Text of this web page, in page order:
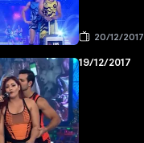
20/12/2017
19/12/2017